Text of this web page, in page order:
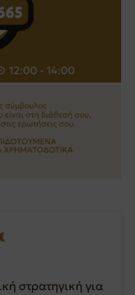
στρατηγική για